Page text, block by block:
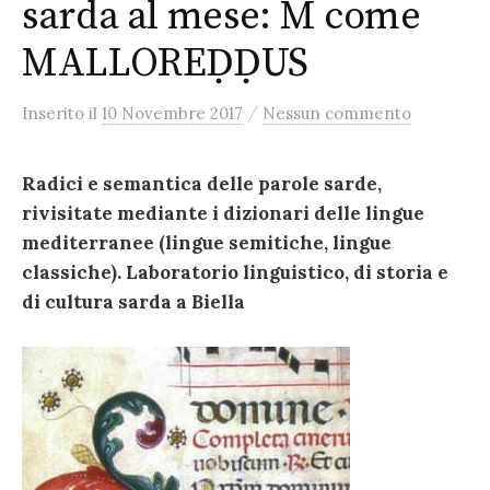
sarda al mese: M come
MALLOREḌḌUS
Inserito il 10 Novembre 2017 / Nessun commento
Radici e semantica delle parole sarde,
rivisitate mediante i dizionari delle lingue
mediterranee (lingue semitiche, lingue
classiche). Laboratorio linguistico, di storia e
di cultura sarda a Biella